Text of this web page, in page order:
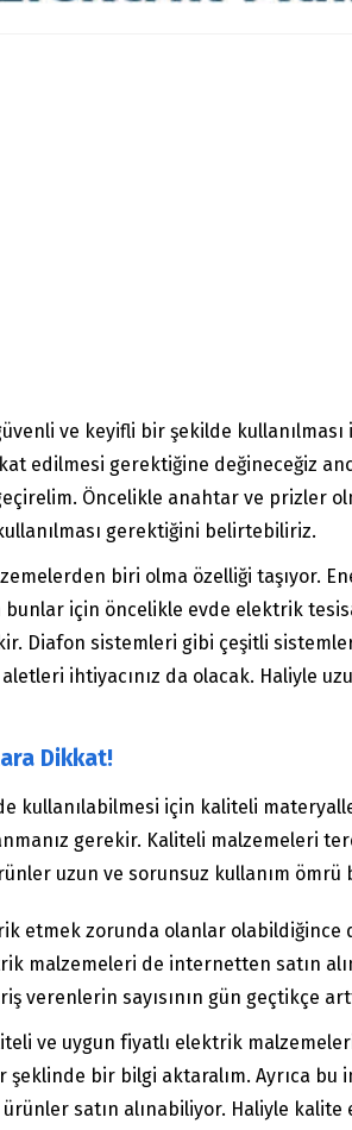
ve keyifli bir şekilde
edilmesi gerektiğine değineceğiz
Öncelikle anahtar ve prizler
gerektiğini belirtebiliriz.
biri olma özelliği taşıyor.
için öncelikle evde elektrik
Diafon sistemleri gibi çeşitli
ihtiyacınız da olacak. Haliyle
Dikkat!
kullanılabilmesi için kaliteli
gerekir. Kaliteli malzemeleri
uzun ve sorunsuz kullanım
etmek zorunda olanlar olabildiğince
malzemeleri de internetten satın
verenlerin sayısının gün geçtikçe
ve uygun fiyatlı elektrik
şeklinde bir bilgi aktaralım. Ayrıca
satın alınabiliyor. Haliyle kalite